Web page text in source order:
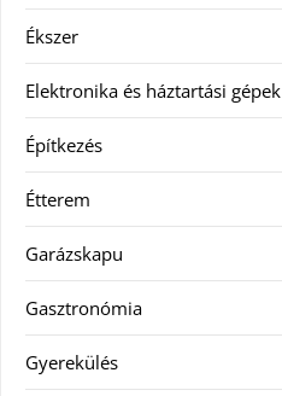
Ékszer
Elektronika és háztartási gépek
Építkezés
Étterem
Garázskapu
Gasztronómia
Gyerekülés